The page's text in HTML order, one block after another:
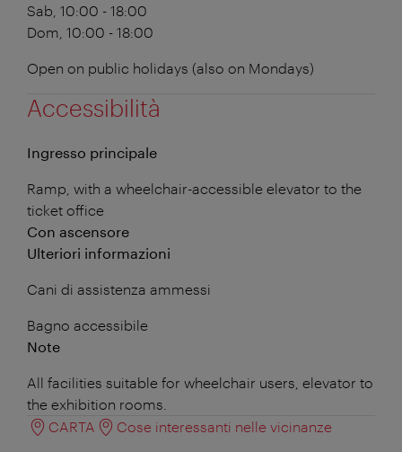
Sab, 10:00 - 18:00
Dom, 10:00 - 18:00
Open on public holidays (also on Mondays)
Accessibilità
Ingresso principale
Ramp, with a wheelchair-accessible elevator to the
ticket office
Con ascensore
Ulteriori informazioni
Cani di assistenza ammessi
Bagno accessibile
Note
All facilities suitable for wheelchair users, elevator to
the exhibition rooms.
CARTA
Cose interessanti nelle vicinanze